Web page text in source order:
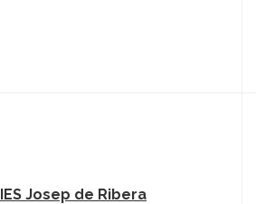
IES Josep de Ribera